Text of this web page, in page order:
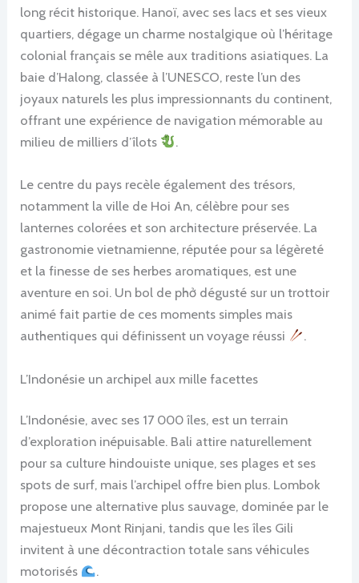
long récit historique. Hanoï, avec ses lacs et ses vieux
quartiers, dégage un charme nostalgique où l’héritage
colonial français se mêle aux traditions asiatiques. La
baie d’Halong, classée à l’UNESCO, reste l’un des
joyaux naturels les plus impressionnants du continent,
offrant une expérience de navigation mémorable au
milieu de milliers d’îlots
.
Le centre du pays recèle également des trésors,
notamment la ville de Hoi An, célèbre pour ses
lanternes colorées et son architecture préservée. La
gastronomie vietnamienne, réputée pour sa légèreté
et la finesse de ses herbes aromatiques, est une
aventure en soi. Un bol de phở dégusté sur un trottoir
animé fait partie de ces moments simples mais
authentiques qui définissent un voyage réussi
.
L’Indonésie un archipel aux mille facettes
L’Indonésie, avec ses 17 000 îles, est un terrain
d’exploration inépuisable. Bali attire naturellement
pour sa culture hindouiste unique, ses plages et ses
spots de surf, mais l’archipel offre bien plus. Lombok
propose une alternative plus sauvage, dominée par le
majestueux Mont Rinjani, tandis que les îles Gili
invitent à une décontraction totale sans véhicules
motorisés
.